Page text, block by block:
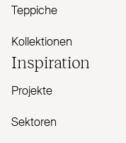
Teppiche
Kollektionen
Inspiration
Projekte
Sektoren